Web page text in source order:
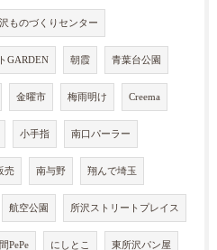
ものづくりセンター
GARDEN 朝霞 青葉台公園
金曜市 梅雨明け Creema
小手指 南口パーラー
売 南与野 翔んで埼玉
航空公園 所沢ストリートプレイス
PePe にしとこ 東所沢パン屋